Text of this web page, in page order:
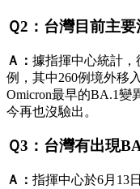
Ｑ2：台灣目前主
Ａ： 據指揮中心統計，
例，其中260例境外移
Omicron最早的BA.1變
今再也沒驗出。
Ｑ3：台灣有出現
Ａ： 指揮中心於6月13